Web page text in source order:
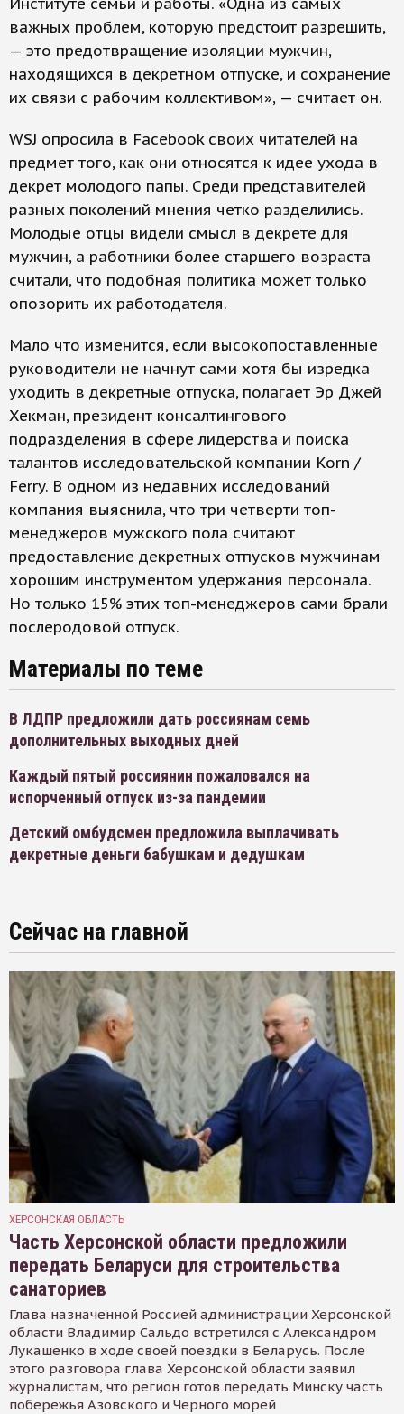
важных проблем, которую предстоит разрешить,
— это предотвращение изоляции мужчин,
находящихся в декретном отпуске, и сохранение
их связи с рабочим коллективом», — считает он.
WSJ опросила в Facebook своих читателей на
предмет того, как они относятся к идее ухода в
декрет молодого папы. Среди представителей
разных поколений мнения четко разделились.
Молодые отцы видели смысл в декрете для
мужчин, а работники более старшего возраста
считали, что подобная политика может только
опозорить их работодателя.
Мало что изменится, если высокопоставленные
руководители не начнут сами хотя бы изредка
уходить в декретные отпуска, полагает Эр Джей
Хекман, президент консалтингового
подразделения в сфере лидерства и поиска
талантов исследовательской компании Korn /
Ferry. В одном из недавних исследований
компания выяснила, что три четверти топ-
менеджеров мужского пола считают
предоставление декретных отпусков мужчинам
хорошим инструментом удержания персонала.
Но только 15% этих топ-менеджеров сами брали
послеродовой отпуск.
Материалы по теме
В ЛДПР предложили дать россиянам семь
дополнительных выходных дней
Каждый пятый россиянин пожаловался на
испорченный отпуск из-за пандемии
Детский омбудсмен предложила выплачивать
декретные деньги бабушкам и дедушкам
Сейчас на главной
ХЕРСОНСКАЯ ОБЛАСТЬ
Часть Херсонской области предложили
передать Беларуси для строительства
санаториев
Глава назначенной Россией администрации Херсонской
области Владимир Сальдо встретился с Александром
Лукашенко в ходе своей поездки в Беларусь. После
этого разговора глава Херсонской области заявил
журналистам, что регион готов передать Минску часть
побережья Азовского и Черного морей